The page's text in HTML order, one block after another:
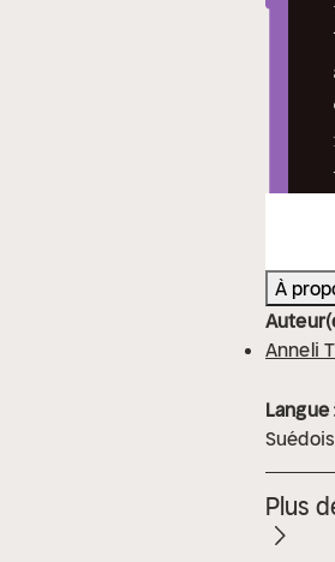
À
Anneli
Langue
Suédois
Plus